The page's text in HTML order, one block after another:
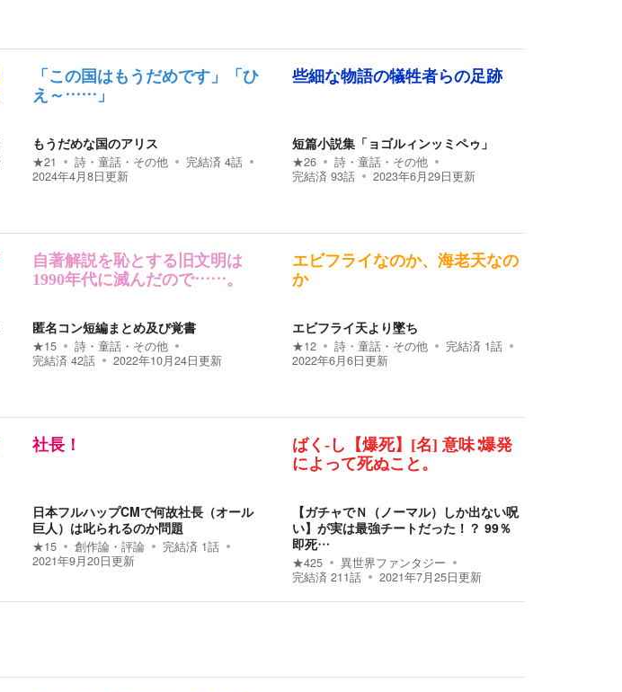
「この国はもうだめです」「ひ
え～……」
もうだめな国のアリス
★21 詩・童話・その他 完結済 4話
2024年4月8日更新
些細な物語の犠牲者らの足跡
短篇小説集「ョゴルィンッミペゥ」
★26
詩・童話・その他
完結済 93話 2023年6月29日更新
自著解説を恥とする旧文明は
1990年代に滅んだので……。
匿名コン短編まとめ及び覚書
★15
詩・童話・その他
完結済 42話 2022年10月24日更新
エビフライなのか、海老天なの
か
エビフライ天より墜ち
★12 詩・童話・その他 完結済 1話
2022年6月6日更新
社長！
日本フルハップCMで何故社長（オール
巨人）は叱られるのか問題
★15 創作論・評論 完結済 1話
2021年9月20日更新
ばく-し【爆死】[名] 意味∶爆発
によって死ぬこと。
【ガチャでＮ（ノーマル）しか出ない呪
い】が実は最強チートだった！？ 99％
即死…
★425
異世界ファンタジー
完結済 211話 2021年7月25日更新